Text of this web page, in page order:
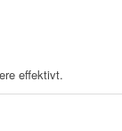
effektivt.